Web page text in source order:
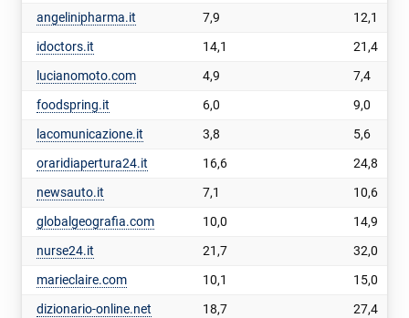
angelinipharma.it
7,9
12,1
idoctors.it
14,1
21,4
lucianomoto.com
4,9
7,4
foodspring.it
6,0
9,0
lacomunicazione.it
3,8
5,6
oraridiapertura24.it
16,6
24,8
newsauto.it
7,1
10,6
globalgeografia.com
10,0
14,9
nurse24.it
21,7
32,0
marieclaire.com
10,1
15,0
dizionario-online.net
18,7
27,4